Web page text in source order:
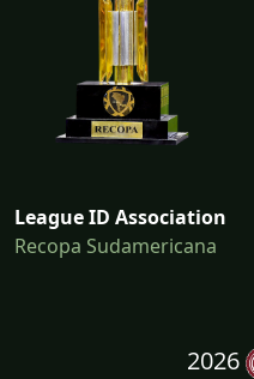
League ID Association
Recopa Sudamericana
2026